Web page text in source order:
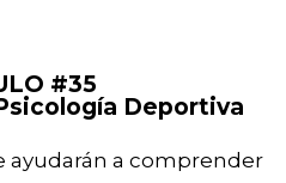
#35
Deportiva
ayudarán a comprender